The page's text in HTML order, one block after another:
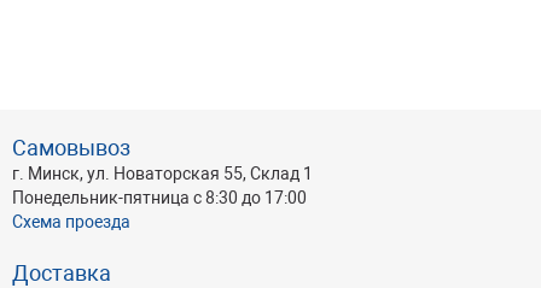
Самовывоз
г. Минск, ул. Новаторская 55, Склад 1
Понедельник-пятница с 8:30 до 17:00
Схема проезда
Доставка